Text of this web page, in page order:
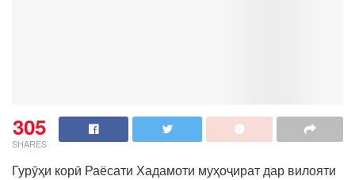
305
SHARES
Гурӯҳи корӣ Раёсати Хадамоти муҳоҷират дар вилояти